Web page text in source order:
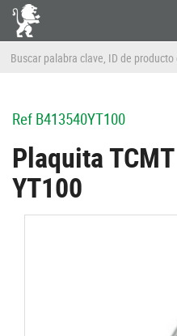
RefB413540YT100
Plaquita
YT100